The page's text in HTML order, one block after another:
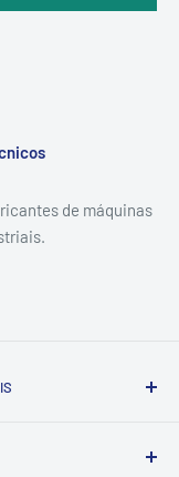
de máquinas
para